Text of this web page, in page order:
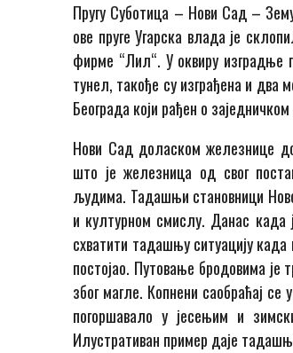
Пругу Суботица – Нови Сад –
ове пруге Угарска влада је
фирме “Лил“. У оквиру изградње
тунел, такође су изграђена и два
Београда који рађен о
Нови Сад доласком железнице
што је железница од свог
људима. Тадашњи становници
и културном смислу. Данас када
схватити тадашњу ситуацију када
постојао. Путовање бродовима
због магле. Копнени саобраћај
погоршавало у јесењим и
Илустративан пример даје